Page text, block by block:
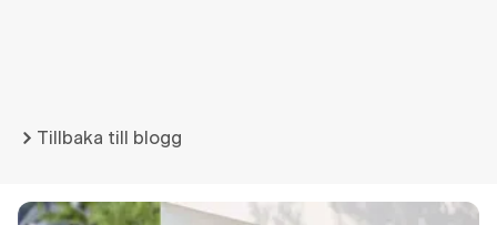
Tillbaka till blogg